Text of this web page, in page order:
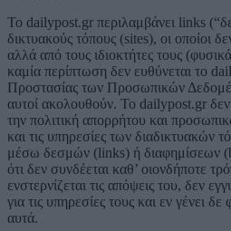
Το dailypost.gr περιλαμβάνει links
δικτυακούς τόπους (sites), οι οποίοι
αλλά από τους ιδιοκτήτες τους
καμία περίπτωση δεν ευθύνεται το
Προστασίας των Προσωπικών
αυτοί ακολουθούν. Το dailypost.gr δεν
την πολιτική απορρήτου και
και τις υπηρεσίες των διαδικτυακών
μέσω δεσμών (links) ή διαφημίσεων
ότι δεν συνδέεται καθ’ οιονδήποτε
ενστερνίζεται τις απόψεις του, δεν
για τις υπηρεσίες τους και εν γένει δε
αυτά.